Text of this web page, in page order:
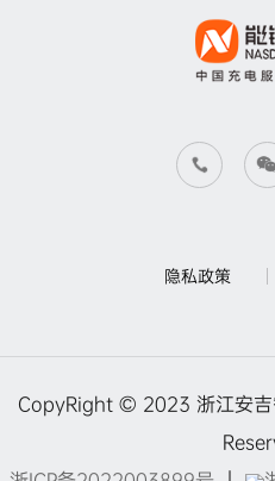
隐私政策
CopyRight © 2023 浙江安